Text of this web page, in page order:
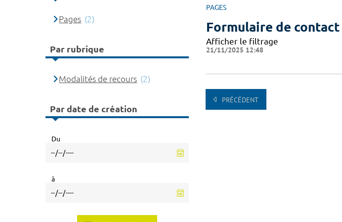
PAGES
Formulaire de contact
Afficher le filtrage
21/11/2025 12:48
PRÉCÉDENT
Pages (2)
Par rubrique
Modalités de recours (2)
Par date de création
Du
à